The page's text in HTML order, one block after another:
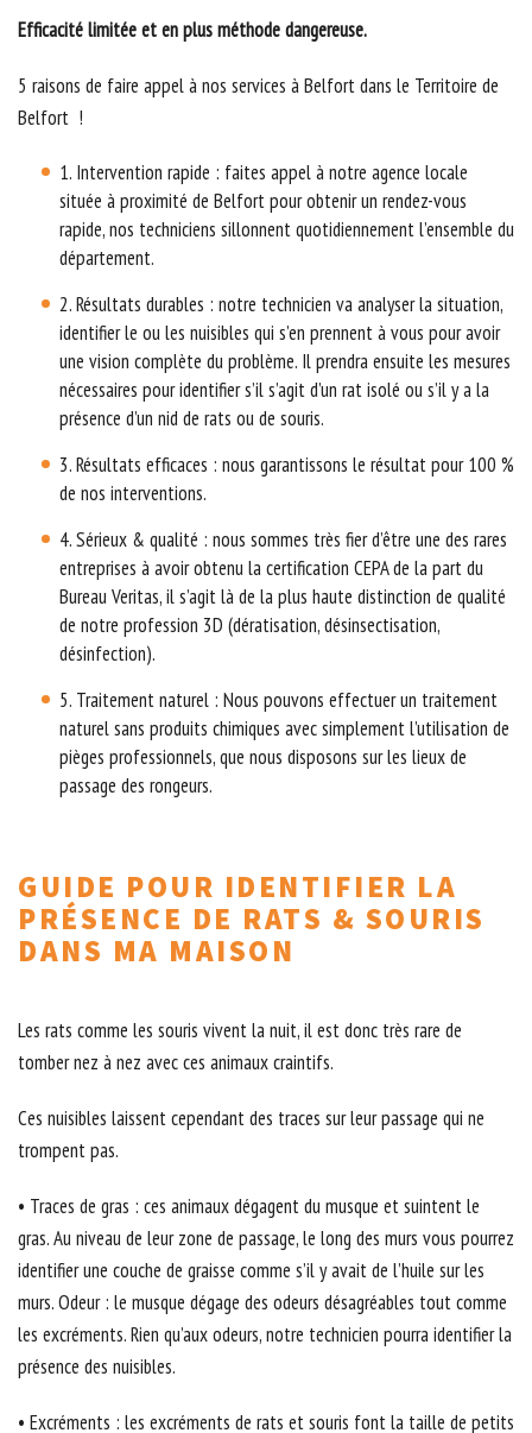
Efficacité limitée et en plus méthode dangereuse.
5 raisons de faire appel à nos services à Belfort dans le Territoire de
Belfort !
1. Intervention rapide : faites appel à notre agence locale
située à proximité de Belfort pour obtenir un rendez-vous
rapide, nos techniciens sillonnent quotidiennement l’ensemble du
département.
2. Résultats durables : notre technicien va analyser la situation,
identifier le ou les nuisibles qui s’en prennent à vous pour avoir
une vision complète du problème. Il prendra ensuite les mesures
nécessaires pour identifier s’il s’agit d’un rat isolé ou s’il y a la
présence d’un nid de rats ou de souris.
3. Résultats efficaces : nous garantissons le résultat pour 100 %
de nos interventions.
4. Sérieux & qualité : nous sommes très fier d’être une des rares
entreprises à avoir obtenu la certification CEPA de la part du
Bureau Veritas, il s’agit là de la plus haute distinction de qualité
de notre profession 3D (dératisation, désinsectisation,
désinfection).
5. Traitement naturel : Nous pouvons effectuer un traitement
naturel sans produits chimiques avec simplement l’utilisation de
pièges professionnels, que nous disposons sur les lieux de
passage des rongeurs.
GUIDE POUR IDENTIFIER LA
PRÉSENCE DE RATS & SOURIS
DANS MA MAISON
Les rats comme les souris vivent la nuit, il est donc très rare de
tomber nez à nez avec ces animaux craintifs.
Ces nuisibles laissent cependant des traces sur leur passage qui ne
trompent pas.
• Traces de gras : ces animaux dégagent du musque et suintent le
gras. Au niveau de leur zone de passage, le long des murs vous pourrez
identifier une couche de graisse comme s’il y avait de l’huile sur les
murs. Odeur : le musque dégage des odeurs désagréables tout comme
les excréments. Rien qu’aux odeurs, notre technicien pourra identifier la
présence des nuisibles.
• Excréments : les excréments de rats et souris font la taille de petits